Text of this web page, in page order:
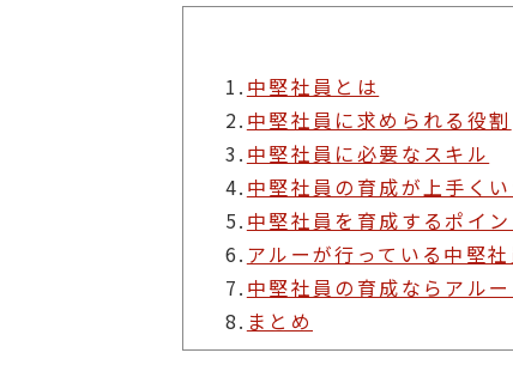
1. 中堅社員とは
2. 中堅社員に求められる役割
3. 中堅社員に必要なスキル
4. 中堅社員の育成が上手く
5. 中堅社員を育成するポイン
6. アルーが行っている中堅
7. 中堅社員の育成ならアル
8. まとめ